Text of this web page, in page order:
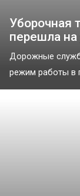
Уборочная
перешла
Дорожные
режим работы в